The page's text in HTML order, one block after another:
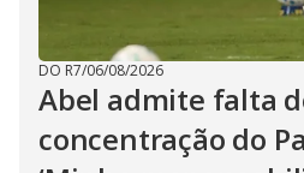
DO R7/06/08/2026
Abel admite falta
concentração do